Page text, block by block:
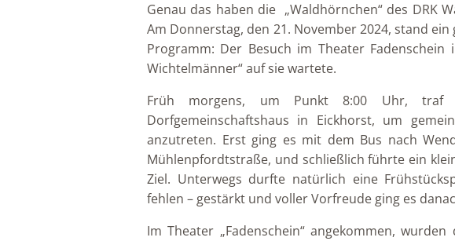
Genau das haben die „Waldhörnchen“ des DRK
Am Donnerstag, den 21. November 2024, stand
Programm: Der Besuch im Theater Fadenschein
Wichtelmänner“ auf sie wartete.
Früh morgens, um Punkt 8:00 Uhr,
Dorfgemeinschaftshaus in Eickhorst, um
anzutreten. Erst ging es mit dem Bus nach
Mühlenpfordtstraße, und schließlich führte ein
Ziel. Unterwegs durfte natürlich eine
fehlen – gestärkt und voller Vorfreude ging es
Im Theater „Fadenschein“ angekommen,